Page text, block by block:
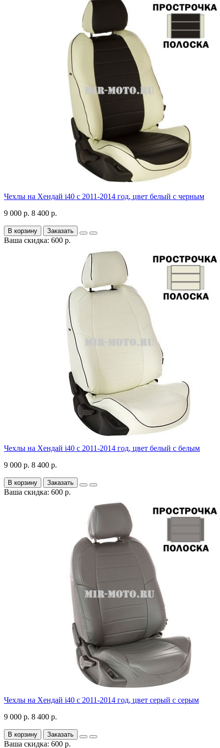
Чехлы на Хендай i40 с 2011-2014 год, цвет белый с черным
9 000 р. 8 400 р.
В корзину Заказать
Ваша скидка: 600 р.
Чехлы на Хендай i40 с 2011-2014 год, цвет белый с белым
9 000 р. 8 400 р.
В корзину Заказать
Ваша скидка: 600 р.
Чехлы на Хендай i40 с 2011-2014 год, цвет серый с серым
9 000 р. 8 400 р.
В корзину Заказать
Ваша скидка: 600 р.